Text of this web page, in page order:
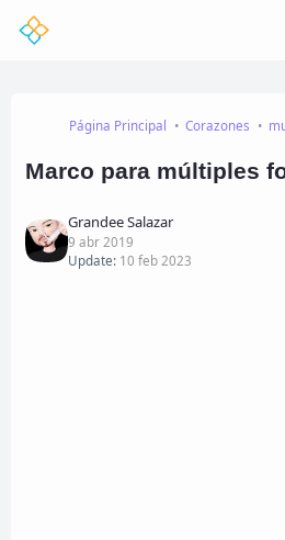
Página Principal Corazones
Marco para múltiples
Grandee Salazar
9 abr 2019
Update: 10 feb 2023